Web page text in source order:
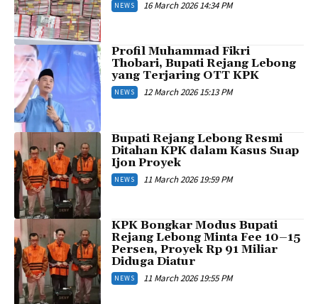
NEWS 16 March 2026 14:34 PM
Profil Muhammad Fikri
Thobari, Bupati Rejang Lebong
yang Terjaring OTT KPK
NEWS 12 March 2026 15:13 PM
Bupati Rejang Lebong Resmi
Ditahan KPK dalam Kasus Suap
Ijon Proyek
NEWS 11 March 2026 19:59 PM
KPK Bongkar Modus Bupati
Rejang Lebong Minta Fee 10–15
Persen, Proyek Rp 91 Miliar
Diduga Diatur
NEWS 11 March 2026 19:55 PM